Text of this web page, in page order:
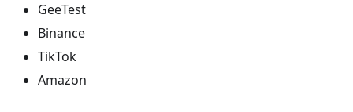
GeeTest
Binance
TikTok
Amazon